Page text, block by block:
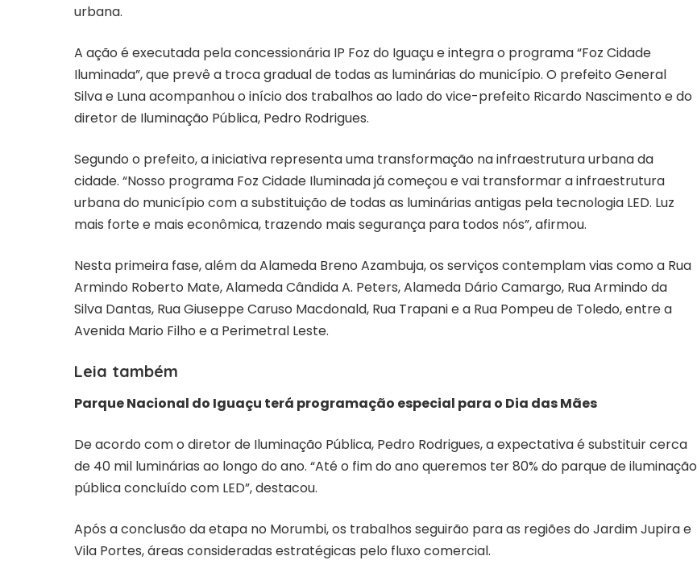
urbana.
A ação é executada pela concessionária IP Foz do Iguaçu e integra o programa “Foz Cidade
Iluminada”, que prevê a troca gradual de todas as luminárias do município. O prefeito General
Silva e Luna acompanhou o início dos trabalhos ao lado do vice-prefeito Ricardo Nascimento e do
diretor de Iluminação Pública, Pedro Rodrigues.
Segundo o prefeito, a iniciativa representa uma transformação na infraestrutura urbana da
cidade. “Nosso programa Foz Cidade Iluminada já começou e vai transformar a infraestrutura
urbana do município com a substituição de todas as luminárias antigas pela tecnologia LED. Luz
mais forte e mais econômica, trazendo mais segurança para todos nós”, afirmou.
Nesta primeira fase, além da Alameda Breno Azambuja, os serviços contemplam vias como a Rua
Armindo Roberto Mate, Alameda Cândida A. Peters, Alameda Dário Camargo, Rua Armindo da
Silva Dantas, Rua Giuseppe Caruso Macdonald, Rua Trapani e a Rua Pompeu de Toledo, entre a
Avenida Mario Filho e a Perimetral Leste.
Leia também
Parque Nacional do Iguaçu terá programação especial para o Dia das Mães
De acordo com o diretor de Iluminação Pública, Pedro Rodrigues, a expectativa é substituir cerca
de 40 mil luminárias ao longo do ano. “Até o fim do ano queremos ter 80% do parque de iluminação
pública concluído com LED”, destacou.
Após a conclusão da etapa no Morumbi, os trabalhos seguirão para as regiões do Jardim Jupira e
Vila Portes, áreas consideradas estratégicas pelo fluxo comercial.